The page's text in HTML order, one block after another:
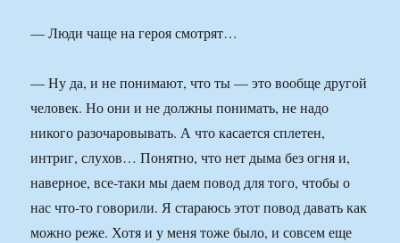
— Люди чаще на героя смотрят…
— Ну да, и не понимают, что ты — это вообще другой
человек. Но они и не должны понимать, не надо
никого разочаровывать. А что касается сплетен,
интриг, слухов… Понятно, что нет дыма без огня и,
наверное, все-таки мы даем повод для того, чтобы о
нас что-то говорили. Я стараюсь этот повод давать как
можно реже. Хотя и у меня тоже было, и совсем еще